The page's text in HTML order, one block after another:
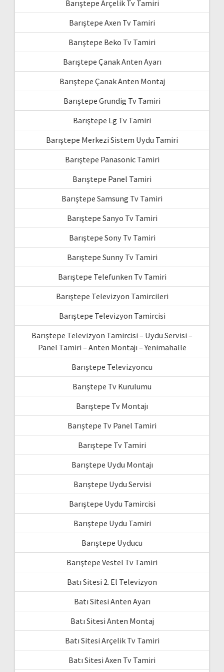
Barıştepe Arçelik Tv Tamiri
Barıştepe Axen Tv Tamiri
Barıştepe Beko Tv Tamiri
Barıştepe Çanak Anten Ayarı
Barıştepe Çanak Anten Montaj
Barıştepe Grundig Tv Tamiri
Barıştepe Lg Tv Tamiri
Barıştepe Merkezi Sistem Uydu Tamiri
Barıştepe Panasonic Tamiri
Barıştepe Panel Tamiri
Barıştepe Samsung Tv Tamiri
Barıştepe Sanyo Tv Tamiri
Barıştepe Sony Tv Tamiri
Barıştepe Sunny Tv Tamiri
Barıştepe Telefunken Tv Tamiri
Barıştepe Televizyon Tamircileri
Barıştepe Televizyon Tamircisi
Barıştepe Televizyon Tamircisi – Uydu Servisi –
Panel Tamiri – Anten Montajı – Yenimahalle
Barıştepe Televizyoncu
Barıştepe Tv Kurulumu
Barıştepe Tv Montajı
Barıştepe Tv Panel Tamiri
Barıştepe Tv Tamiri
Barıştepe Uydu Montajı
Barıştepe Uydu Servisi
Barıştepe Uydu Tamircisi
Barıştepe Uydu Tamiri
Barıştepe Uyducu
Barıştepe Vestel Tv Tamiri
Batı Sitesi 2. El Televizyon
Batı Sitesi Anten Ayarı
Batı Sitesi Anten Montaj
Batı Sitesi Arçelik Tv Tamiri
Batı Sitesi Axen Tv Tamiri